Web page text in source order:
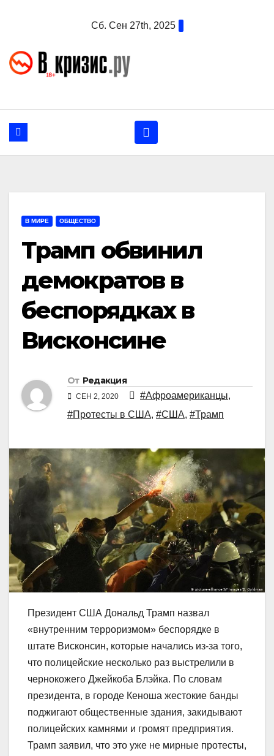
Сб. Сен 27th, 2025
В МИРЕ ОБЩЕСТВО
Трамп обвинил
демократов в
беспорядках в
Висконсине
От Редакция
СЕН 2, 2020 #Афроамериканцы,
#Протесты в США, #США, #Трамп
Президент США Дональд Трамп назвал
«внутренним терроризмом» беспорядке в
штате Висконсин, которые начались из-за того,
что полицейские несколько раз выстрелили в
чернокожего Джейкоба Блэйка. По словам
президента, в городе Кеноша жестокие банды
поджигают общественные здания, закидывают
полицейских камнями и громят предприятия.
Трамп заявил, что это уже не мирные протесты,